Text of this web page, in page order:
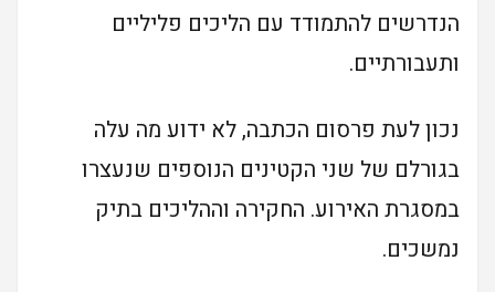
הנדרשים להתמודד עם הליכים פליליים
ותעבורתיים.
נכון לעת פרסום הכתבה, לא ידוע מה עלה
בגורלם של שני הקטינים הנוספים שנעצרו
במסגרת האירוע. החקירה וההליכים בתיק
נמשכים.